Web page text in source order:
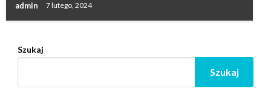
admin 7 lutego, 2024
Szukaj
Szukaj